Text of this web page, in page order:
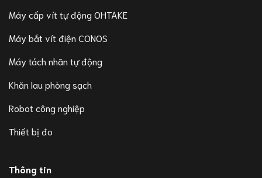
Máy cấp vít tự động OHTAKE
Máy bắt vít điện CONOS
Máy tách nhãn tự động
Khăn lau phòng sạch
Robot công nghiệp
Thiết bị đo
Thông tin